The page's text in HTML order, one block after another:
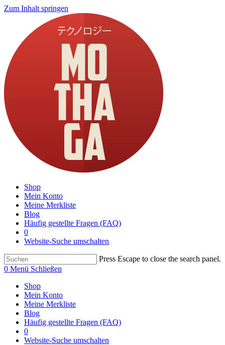
Zum Inhalt springen
Shop
Mein Konto
Meine Merkliste
Blog
Häufig gestellte Fragen (FAQ)
0
Website-Suche umschalten
Press Escape to close the search panel.
0 Menü Schließen
Shop
Mein Konto
Meine Merkliste
Blog
Häufig gestellte Fragen (FAQ)
0
Website-Suche umschalten